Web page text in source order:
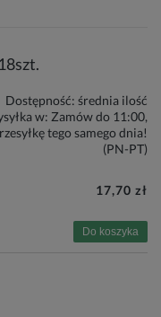
Dostępność: średnia ilość
w: Zamów do 11:00,
tego samego dnia!
(PN-PT)
17,70 zł
Do koszyka